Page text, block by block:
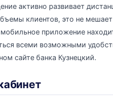
активно развивает
клиентов, это не
приложение
всеми возможными
сайте банка Кузнецкий.